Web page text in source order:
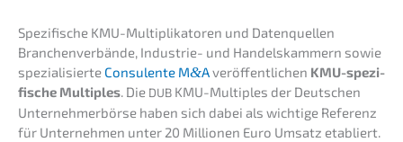
Spezi­fi­sche KMU-Multi­pli­ka­to­ren und Datenquellen
Branchen­ver­bän­de, Indus­trie- und Handels­kam­mern sowie
spezia­li­sier­te Consu­len­te M&Averöf­fent­li­chen KMU-spezi­
fi­sche Multi­ples. Die DUB KMU-Multi­ples der Deutschen
Unter­neh­mer­bör­se haben sich dabei als wichti­ge Referenz
für Unter­neh­men unter 20 Millio­nen Euro Umsatz etabliert.